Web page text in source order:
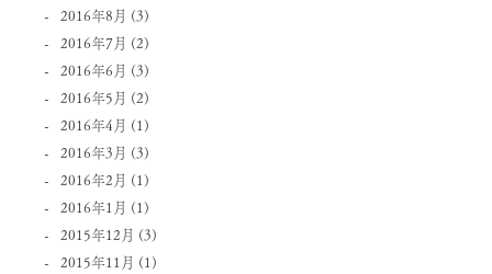
2016年8月 (3)
2016年7月 (2)
2016年6月 (3)
2016年5月 (2)
2016年4月 (1)
2016年3月 (3)
2016年2月 (1)
2016年1月 (1)
2015年12月 (3)
2015年11月 (1)